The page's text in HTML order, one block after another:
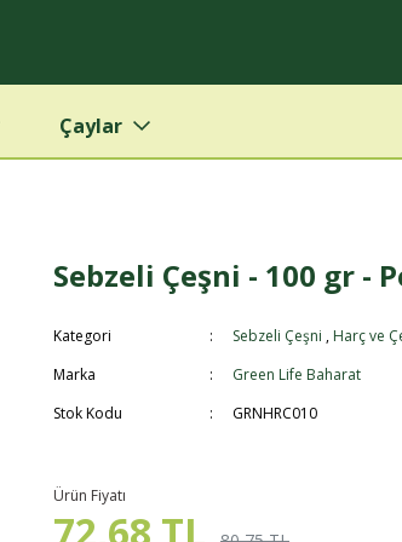
Çaylar
Sebzeli Çeşni - 100 gr -
Kategori Sebzeli Çeşni , Harç ve
Marka
Green Life Baharat
Stok Kodu
GRNHRC010
Ürün Fiyatı